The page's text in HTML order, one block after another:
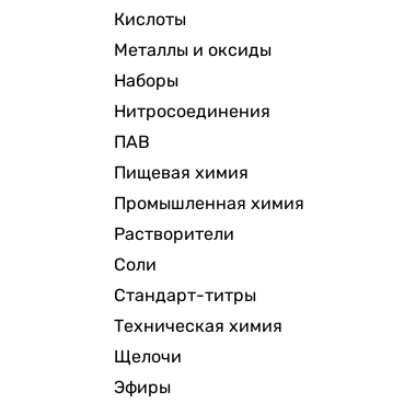
Кислоты
Металлы и оксиды
Наборы
Нитросоединения
ПАВ
Пищевая химия
Промышленная химия
Растворители
Соли
Стандарт-титры
Техническая химия
Щелочи
Эфиры